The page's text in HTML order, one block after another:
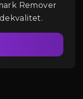
Remover